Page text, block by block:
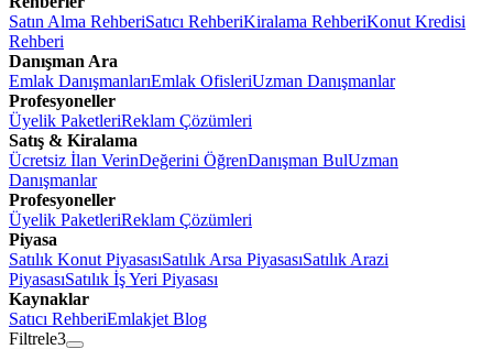
Satın Alma RehberiSatıcı RehberiKiralama RehberiKonut Kredisi
Rehberi
Danışman Ara
Emlak DanışmanlarıEmlak OfisleriUzman Danışmanlar
Profesyoneller
Üyelik PaketleriReklam Çözümleri
Satış & Kiralama
Ücretsiz İlan VerinDeğerini ÖğrenDanışman BulUzman
Danışmanlar
Profesyoneller
Üyelik PaketleriReklam Çözümleri
Piyasa
Satılık Konut PiyasasıSatılık Arsa PiyasasıSatılık Arazi
PiyasasıSatılık İş Yeri Piyasası
Kaynaklar
Satıcı RehberiEmlakjet Blog
Filtrele3